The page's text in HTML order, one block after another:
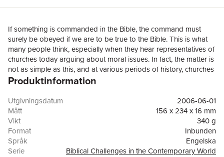
If something is commanded in the Bible, the command must
surely be obeyed if we are to be true to the Bible. This is what
many people think, especially when they hear representatives of
churches today arguing about moral issues. In fact, the matter is
not as simple as this, and at various periods of history, churches
have had quite differing views on how biblical commandments
their situations, if at all. The book falls into two sections. The first
sketches the history of the use of the Bible in social, moral and
political questions from the use of the Old Testament in the New
Testament, to the present day. The second part looks at some
case studies, including human and sexual relationships, life
issues, attitudes to lawful authority, and the changing of interest.
Produktinformation
Utgivningsdatum
2006-06-01
Mått
156 x 234 x 16 mm
Vikt
340 g
Format
Inbunden
Språk
Engelska
Serie
Biblical Challenges in the Contemporary World